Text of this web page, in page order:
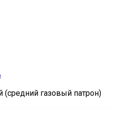
(средний газовый патрон)